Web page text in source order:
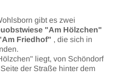
gibt es zwei
"Am Hölzchen"
Friedhof" , die sich in
liegt, von Schöndorf
der Straße hinter dem